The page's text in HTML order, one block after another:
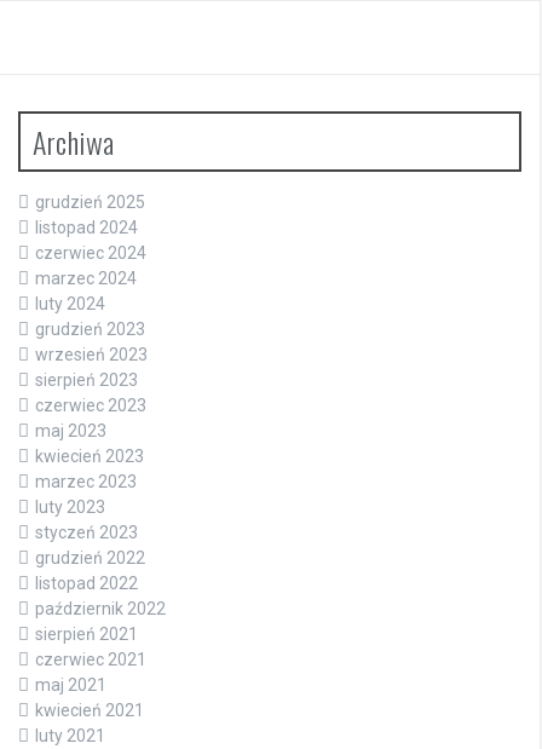
Archiwa
grudzień 2025
listopad 2024
czerwiec 2024
marzec 2024
luty 2024
grudzień 2023
wrzesień 2023
sierpień 2023
czerwiec 2023
maj 2023
kwiecień 2023
marzec 2023
luty 2023
styczeń 2023
grudzień 2022
listopad 2022
październik 2022
sierpień 2021
czerwiec 2021
maj 2021
kwiecień 2021
luty 2021